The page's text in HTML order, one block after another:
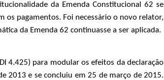
da Emenda Constitucional 62 se
os pagamentos. Foi necessário o novo relator,
da Emenda 62 continuasse a ser aplicada.
4.425) para modular os efeitos da declaração
2013 e se concluiu em 25 de março de 2015.